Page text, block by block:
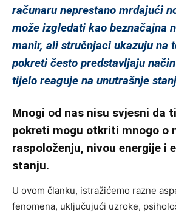
računaru neprestano mrdajući
može izgledati kao beznačajna
manir, ali stručnjaci ukazuju na
pokreti često predstavljaju
tijelo reaguje na unutrašnje
Mnogi od nas nisu svjesni da
pokreti mogu otkriti mnogo o
raspoloženju, nivou energije i
stanju.
U ovom članku, istražićemo razne
fenomena, uključujući uzroke,